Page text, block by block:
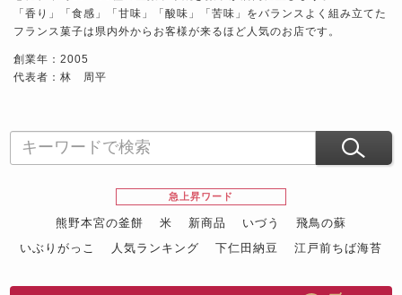
「香り」「食感」「甘味」「酸味」「苦味」をバランスよく組み立てた
フランス菓子は県内外からお客様が来るほど人気のお店です。
創業年：2005
代表者：林 周平
急上昇ワード
熊野本宮の釜餅 米 新商品 いづう
飛鳥の蘇
いぶりがっこ
人気ランキング 下仁田納豆
江戸前ちば海苔